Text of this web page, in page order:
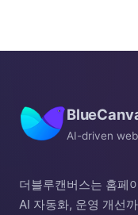
AI-driven
더블루캔버스는 홈페
AI 자동화, 운영 개선